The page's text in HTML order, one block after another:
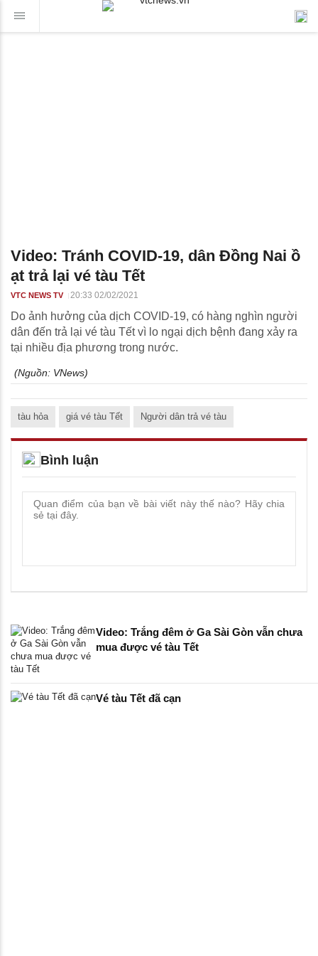
Video: Tránh COVID-19, dân Đồng Nai ồ
ạt trả lại vé tàu Tết
VTC NEWS TV 20:33 02/02/2021
Do ảnh hưởng của dịch COVID-19, có hàng nghìn người
dân đến trả lại vé tàu Tết vì lo ngại dịch bệnh đang xảy ra
tại nhiều địa phương trong nước.
(Nguồn: VNews)
tàu hỏa giá vé tàu Tết Người dân trả vé tàu
Bình luận
Video: Trắng đêm ở Ga Sài Gòn vẫn chưa
mua được vé tàu Tết
Vé tàu Tết đã cạn